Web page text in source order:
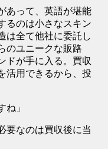
あって、英語が堪能
るのは小さなスキン
は全て他社に委託し
のユニークな販路
ドが手に入る。買収
活用できるから、投
ね」
要なのは買収後に当